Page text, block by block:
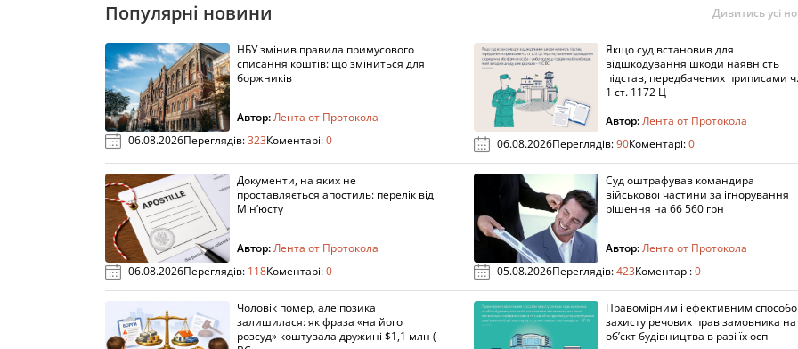
Популярні новини Дивитись усі
НБУ змінив правила примусового
списання коштів: що зміниться для
боржників
Автор:Лента от Протокола
06.08.2026Переглядів:323Коментарі:0
Якщо суд встановив для
відшкодування шкоди наявність
підстав, передбачених приписами ч.
1 ст. 1172 Ц
Автор:Лента от Протокола
06.08.2026Переглядів:90Коментарі:0
Документи, на яких не
проставляється апостиль: перелік від
Мін’юсту
Автор:Лента от Протокола
06.08.2026Переглядів: 118Коментарі:0
Суд оштрафував командира
військової частини за ігнорування
рішення на 66 560 грн
Автор:Лента от Протокола
05.08.2026Переглядів:423Коментарі:0
Чоловік помер, але позика
залишилася: як фраза «на його
розсуд» коштувала дружині $1,1 млн (
Правомірним і ефективним
захисту речових прав замовника на
об’єкт будівництва в разі їх осп